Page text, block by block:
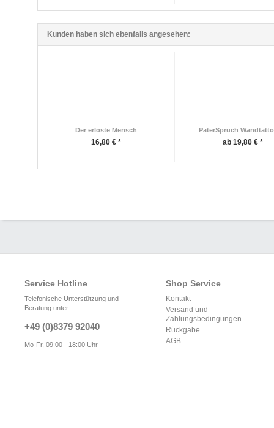
Kunden haben sich ebenfalls angesehen:
Der erlöste Mensch
16,80 € *
PaterSpruch
ab 19,80 € *
Service Hotline
Telefonische Unterstützung und
Beratung unter:
+49 (0)8379 92040
Mo-Fr, 09:00 - 18:00 Uhr
Shop Service
Kontakt
Versand und
Zahlungsbedingungen
Rückgabe
AGB